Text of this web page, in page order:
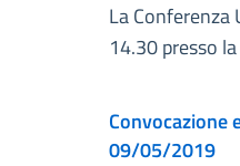
La
14.30 presso
Convocazione
09/05/2019